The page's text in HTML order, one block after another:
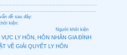
đề sau đây:
kiện:
kiện
LY HÔN, HÔN NHÂN GIA ĐÌNH
VỀ GIẢI QUYẾT LY HÔN